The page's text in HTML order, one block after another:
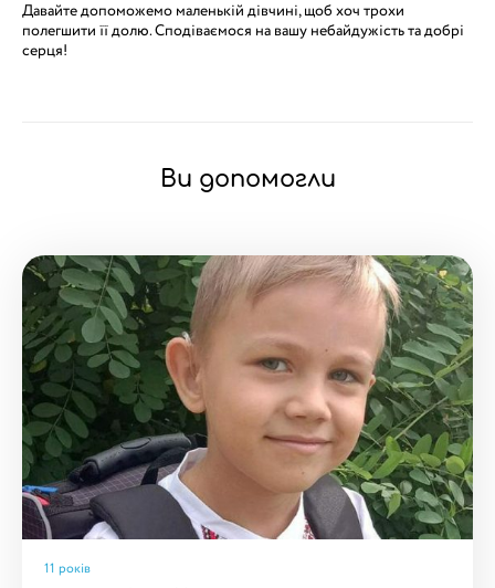
Давайте допоможемо маленькій дівчині, щоб хоч трохи
полегшити її долю. Сподіваємося на вашу небайдужість та добрі
серця!
Ви допомогли
11 років